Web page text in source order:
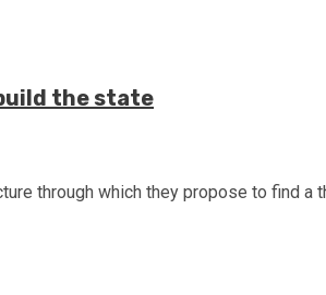
the state
through which they propose to find a